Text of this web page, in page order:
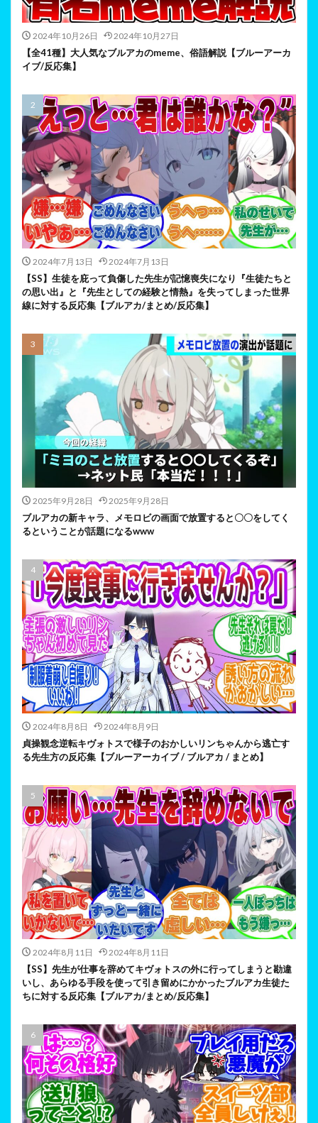
2024年10月26日 2024年10月27日
【全41種】大人気なブルアカのmeme、俗語解説【ブルーアーカ
イブ/反応集】
2024年7月13日 2024年7月13日
【SS】生徒を庇って負傷した先生が記憶喪失になり『生徒たちと
の思い出』と『先生としての経験と情熱』を失ってしまった世界
線に対する反応集【ブルアカ/まとめ/反応集】
2025年9月28日 2025年9月28日
ブルアカの新キャラ、メモロビの画面で放置すると〇〇をしてく
るということが話題になるwww
2024年8月8日 2024年8月9日
貞操観念逆転キヴォトスで様子のおかしいリンちゃんから逃亡す
る先生方の反応集【ブルーアーカイブ / ブルアカ / まとめ】
2024年8月11日 2024年8月11日
【SS】先生が仕事を辞めてキヴォトスの外に行ってしまうと勘違
いし、あらゆる手段を使って引き留めにかかったブルアカ生徒た
ちに対する反応集【ブルアカ/まとめ/反応集】